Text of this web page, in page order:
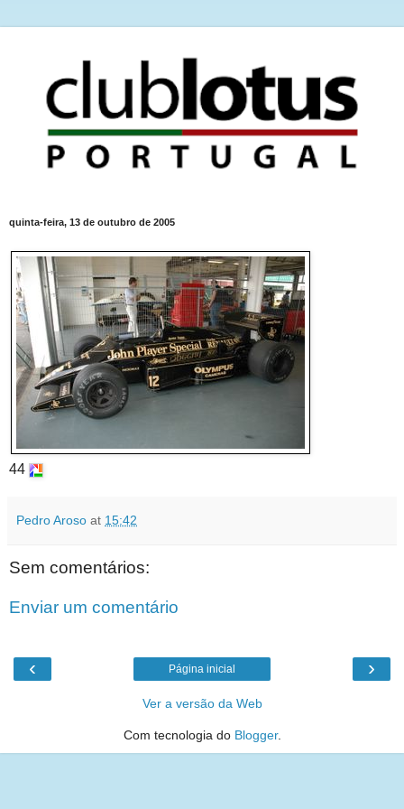
quinta-feira, 13 de outubro de 2005
44
Pedro Aroso at 15:42
Sem comentários:
Enviar um comentário
‹ ›
Página inicial
Ver a versão da Web
Com tecnologia do Blogger.